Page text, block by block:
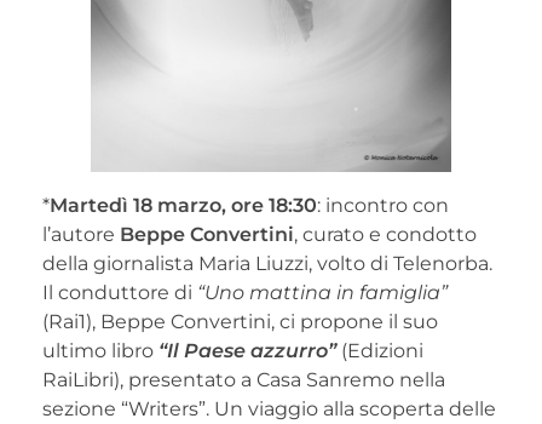
*Martedì 18 marzo, ore 18:30: incontro con
l’autore Beppe Convertini, curato e condotto
della giornalista Maria Liuzzi, volto di Telenorba.
Il conduttore di “Uno mattina in famiglia”
(Rai1), Beppe Convertini, ci propone il suo
ultimo libro “Il Paese azzurro”(Edizioni
RaiLibri), presentato a Casa Sanremo nella
sezione “Writers”. Un viaggio alla scoperta delle